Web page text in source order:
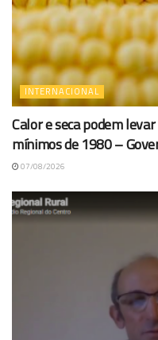
INTERNACIONAL
Calor e seca podem
mínimos de 1980 –
07/08/2026